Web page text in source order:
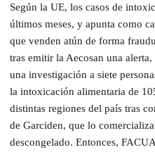
Según la UE, los casos de
últimos meses, y apunta como
que venden atún de forma
tras emitir la Aecosan una
una investigación a siete
la intoxicación alimentaria de
distintas regiones del país tras
de Garciden, que lo
descongelado. Entonces,